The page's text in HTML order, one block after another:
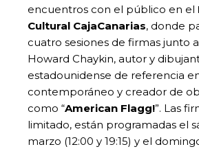
encuentros con el público en el
Cultural CajaCanarias, donde
cuatro sesiones de firmas junto
Howard Chaykin, autor y
estadounidense de referencia
contemporáneo y creador de
como “American Flagg!”. Las
limitado, están programadas el
marzo (12:00 y 19:15) y el